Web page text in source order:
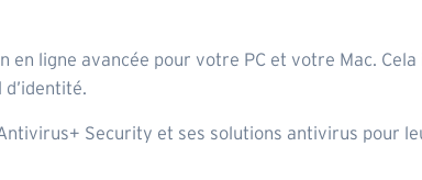
ligne avancée pour votre PC et votre Mac.
Security et ses solutions antivirus pour